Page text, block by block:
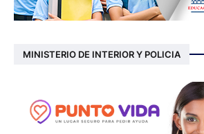
MINISTERIO DE INTERIOR Y POLICIA